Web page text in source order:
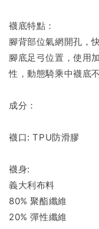
襪底特點：
腳背部位氣網開孔，
腳底足弓位置，使用
性，動態騎乘中襪底
成分：
襪口: TPU防滑膠
襪身:
義大利布料
80% 聚酯纖維
20% 彈性纖維